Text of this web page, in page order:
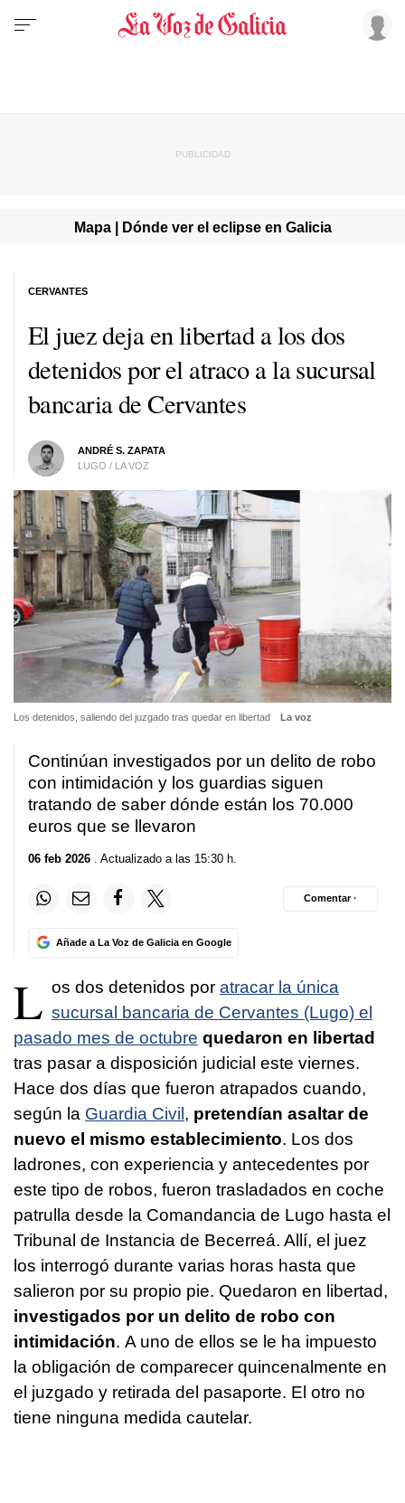
Mapa | Dónde ver el eclipse en Galicia
El juez deja en libertad a los dos
detenidos por el atraco a la sucursal
bancaria de Cervantes
ANDRÉ S. ZAPATA
LUGO / LA VOZ
CERVANTES
Los detenidos, saliendo del juzgado tras quedar en libertad La voz
Continúan investigados por un delito de robo
con intimidación y los guardias siguen
tratando de saber dónde están los 70.000
euros que se llevaron
06 feb 2026 . Actualizado a las 15:30 h.
Añade a La Voz de Galicia en Google
Comentar ·
L os dos detenidos por atracar la única
sucursal bancaria de Cervantes (Lugo) el
pasado mes de octubre quedaron en libertad
tras pasar a disposición judicial este viernes.
Hace dos días que fueron atrapados cuando,
según la Guardia Civil, pretendían asaltar de
nuevo el mismo establecimiento. Los dos
ladrones, con experiencia y antecedentes por
este tipo de robos, fueron trasladados en coche
patrulla desde la Comandancia de Lugo hasta el
Tribunal de Instancia de Becerreá. Allí, el juez
los interrogó durante varias horas hasta que
salieron por su propio pie. Quedaron en libertad,
investigados por un delito de robo con
intimidación. A uno de ellos se le ha impuesto
la obligación de comparecer quincenalmente en
el juzgado y retirada del pasaporte. El otro no
tiene ninguna medida cautelar.